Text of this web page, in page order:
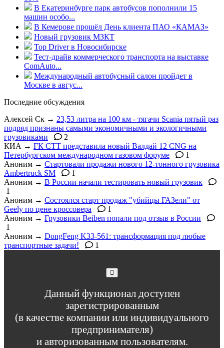
В Екатеринбурге парк автобусов пополнили 15
машин особо...
В Кемерове прошёл День клиента ПАО «КАМАЗ»
Новый грузовик МЗКТ
Top Driver в Новосибирске
Тест-драйв коммерческого транспорта на выставке
ComAuto...
Международный автобусный салон пройдет в
Москве в авгус...
Последние обсуждения
Алексей Ск → 23,53 литра на 100 км - тягачи Scania пятый раз
подряд признаны самыми экономичными и экологичными
грузовиками
2
КИА → ГК СТТ представила новый Валдай 12 CNG на
Петербургском международном газовом форуме
1
Аноним → Стартовали продажи нового 12-тонного грузовика
Ambertruck SM
1
Аноним → В России начали тестировать новый грузовик
1
Аноним → Состоялся старт продаж "убийцы ГАЗели" от
Geely по цене кроссовера
1
Аноним → Грузовики Beiben попали под отзыв в России
1
Аноним → DongFeng K33-561: трансформация под любые
транспортные задачи!
1
Данный функционал доступен
зарегистрированным
(в качестве компании или индивидуального
предпринимателя)
и авторизованным пользователям.